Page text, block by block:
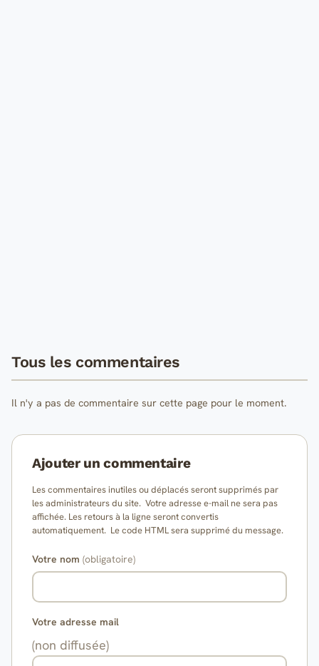
Tous les commentaires
Il n'y a pas de commentaire sur cette page pour le moment.
Ajouter un commentaire
Les commentaires inutiles ou déplacés seront supprimés par
les administrateurs du site. Votre adresse e-mail ne sera pas
affichée. Les retours à la ligne seront convertis
automatiquement. Le code HTML sera supprimé du message.
Votre nom (obligatoire)
Votre adresse mail
(non diffusée)